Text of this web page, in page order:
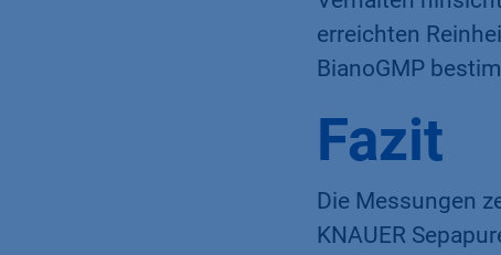
erreichten
BianoGMP
Fazit
Die Messungen
KNAUER